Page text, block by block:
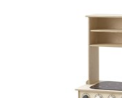
Logga in / Registrera dig